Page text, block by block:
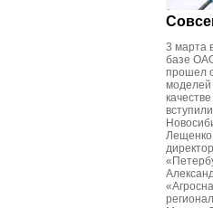
3 марта
базе
прошел
моделей